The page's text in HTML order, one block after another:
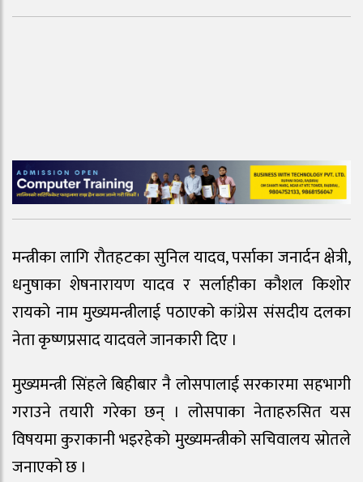
मन्त्रीका लागि रौतहटका सुनिल यादव, पर्साका जनार्दन क्षेत्री,
धनुषाका शेषनारायण यादव र सर्लाहीका कौशल किशोर
रायको नाम मुख्यमन्त्रीलाई पठाएको कांग्रेस संसदीय दलका
नेता कृष्णप्रसाद यादवले जानकारी दिए ।
मुख्यमन्त्री सिंहले बिहीबार नै लोसपालाई सरकारमा सहभागी
गराउने तयारी गरेका छन् । लोसपाका नेताहरुसित यस
विषयमा कुराकानी भइरहेको मुख्यमन्त्रीको सचिवालय स्रोतले
जनाएको छ ।